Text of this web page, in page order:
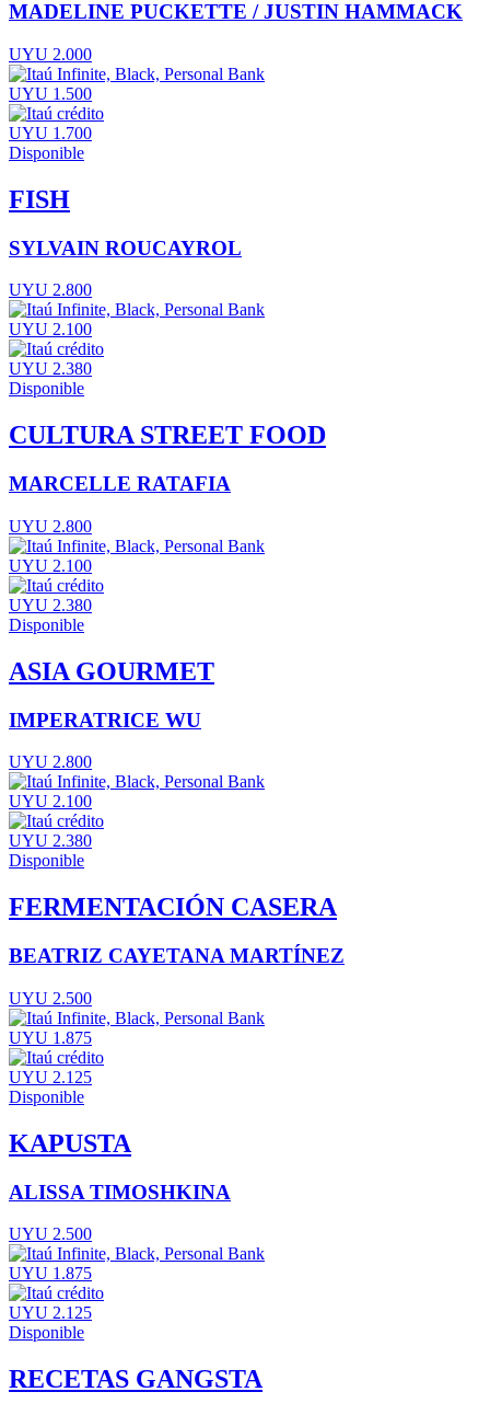
MADELINE PUCKETTE / JUSTIN HAMMACK
UYU 2.000
UYU 1.500
UYU 1.700
Disponible
FISH
SYLVAIN ROUCAYROL
UYU 2.800
UYU 2.100
UYU 2.380
Disponible
CULTURA STREET FOOD
MARCELLE RATAFIA
UYU 2.800
UYU 2.100
UYU 2.380
Disponible
ASIA GOURMET
IMPERATRICE WU
UYU 2.800
UYU 2.100
UYU 2.380
Disponible
FERMENTACIÓN CASERA
BEATRIZ CAYETANA MARTÍNEZ
UYU 2.500
UYU 1.875
UYU 2.125
Disponible
KAPUSTA
ALISSA TIMOSHKINA
UYU 2.500
UYU 1.875
UYU 2.125
Disponible
RECETAS GANGSTA